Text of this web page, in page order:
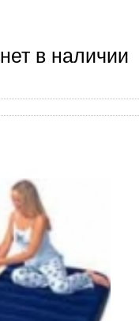
нет в наличии